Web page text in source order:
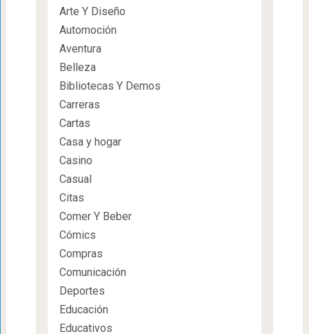
Arte Y Diseño
Automoción
Aventura
Belleza
Bibliotecas Y Demos
Carreras
Cartas
Casa y hogar
Casino
Casual
Citas
Comer Y Beber
Cómics
Compras
Comunicación
Deportes
Educación
Educativos